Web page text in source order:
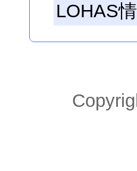
LOHAS